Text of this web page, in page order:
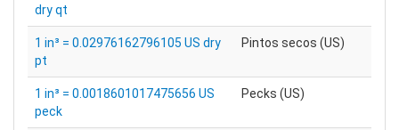
dry qt
1 in³ = 0.02976162796105 US dry
pt
Pintos secos (US)
1 in³ = 0.0018601017475656 US
peck
Pecks (US)